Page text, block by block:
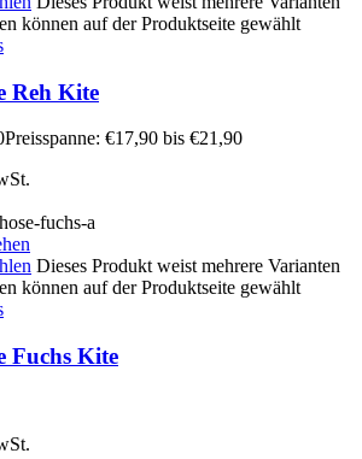
können auf der Produktseite gewählt
Reh Kite
Preisspanne: €17,90 bis €21,90
Dieses Produkt weist mehrere Varianten
können auf der Produktseite gewählt
Fuchs Kite